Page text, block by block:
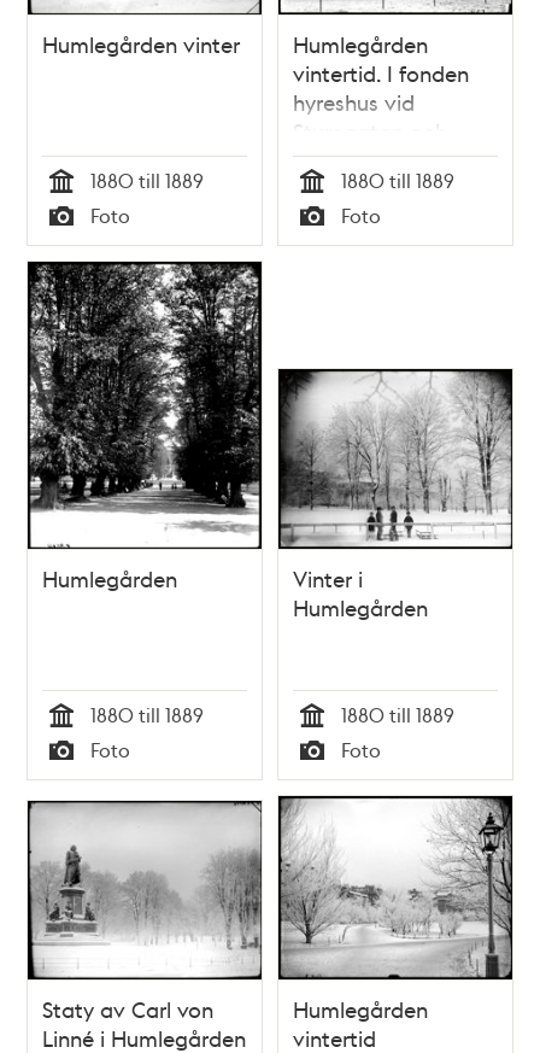
Humlegården vinter
Tid
1880 till 1889
Typ
Foto
Humlegården
vintertid. I fonden
hyreshus vid
Sturegatan och
Humlegårdsgatan
Tid
1880 till 1889
Typ
Foto
Humlegården
Tid
1880 till 1889
Typ
Foto
Vinter i
Humlegården
Tid
1880 till 1889
Typ
Foto
Staty av Carl von
Linné i Humlegården
Humlegården
vintertid